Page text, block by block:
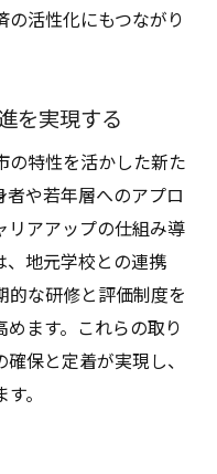
地域連携の形
の活性化にもつながり
を実現する
の特性を活かした新た
や若年層へのアプロ
リアアップの仕組み導
、地元学校との連携
的な研修と評価制度を
ます。これらの取り
保と定着が実現し、
。